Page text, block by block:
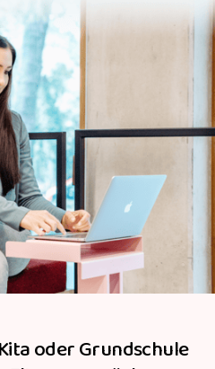
oder Grundschule